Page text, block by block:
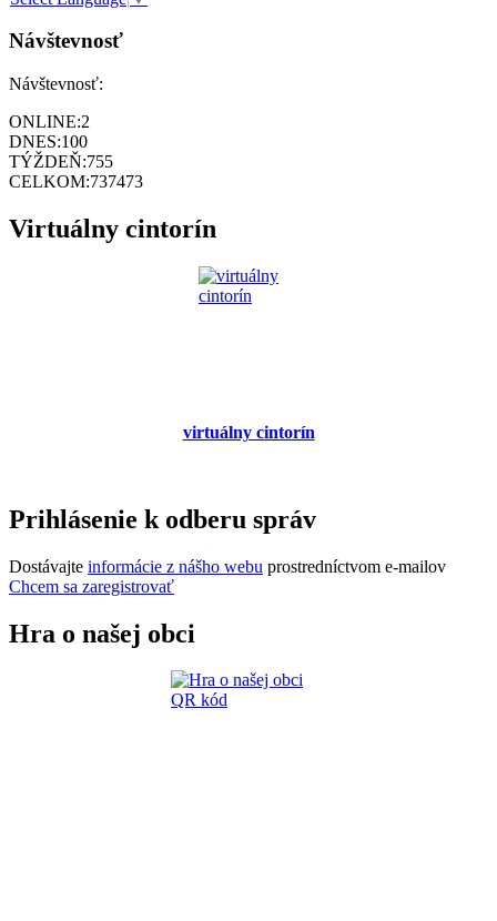
Návštevnosť
Návštevnosť:
ONLINE:2
DNES:100
TÝŽDEŇ:755
CELKOM:737473
Virtuálny cintorín
virtuálny cintorín
Prihlásenie k odberu správ
Dostávajte informácie z nášho webu prostredníctvom e-mailov
Chcem sa zaregistrovať
Hra o našej obci